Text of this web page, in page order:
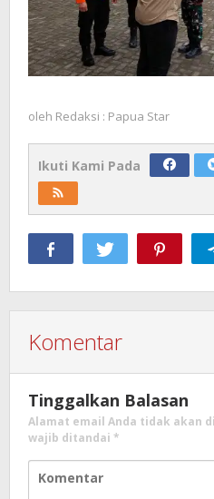
oleh Redaksi : Papua Star
Ikuti Kami Pada
Komentar
Tinggalkan Balasan
Alamat email Anda tidak akan
wajib ditandai *